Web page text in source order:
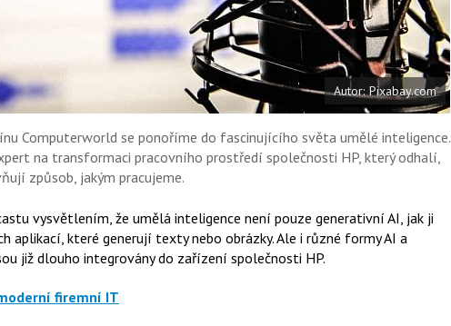
u
Autor: Pixabay.com
Computerworld se ponoříme do fascinujícího světa umělé inteligence.
na transformaci pracovního prostředí společnosti HP, který odhalí,
způsob, jakým pracujeme.
vysvětlením, že umělá inteligence není pouze generativní AI, jak ji
aplikací, které generují texty nebo obrázky. Ale i různé formy AI a
již dlouho integrovány do zařízení společnosti HP.
firemní IT